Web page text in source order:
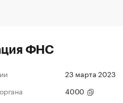
ФНС
23 марта 2023
4000